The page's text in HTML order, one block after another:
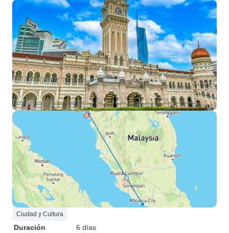
Ciudad y Cultura
Duración
6 días